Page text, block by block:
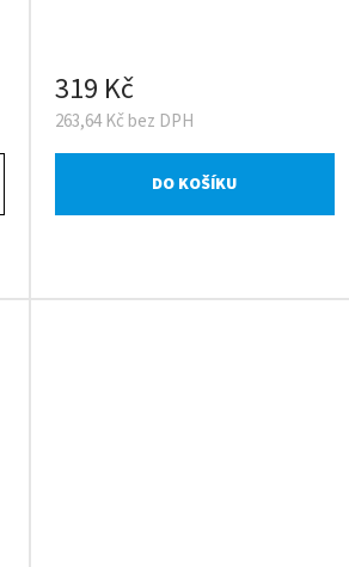
263,64 Kč bez DPH
319 Kč
DO KOŠÍKU